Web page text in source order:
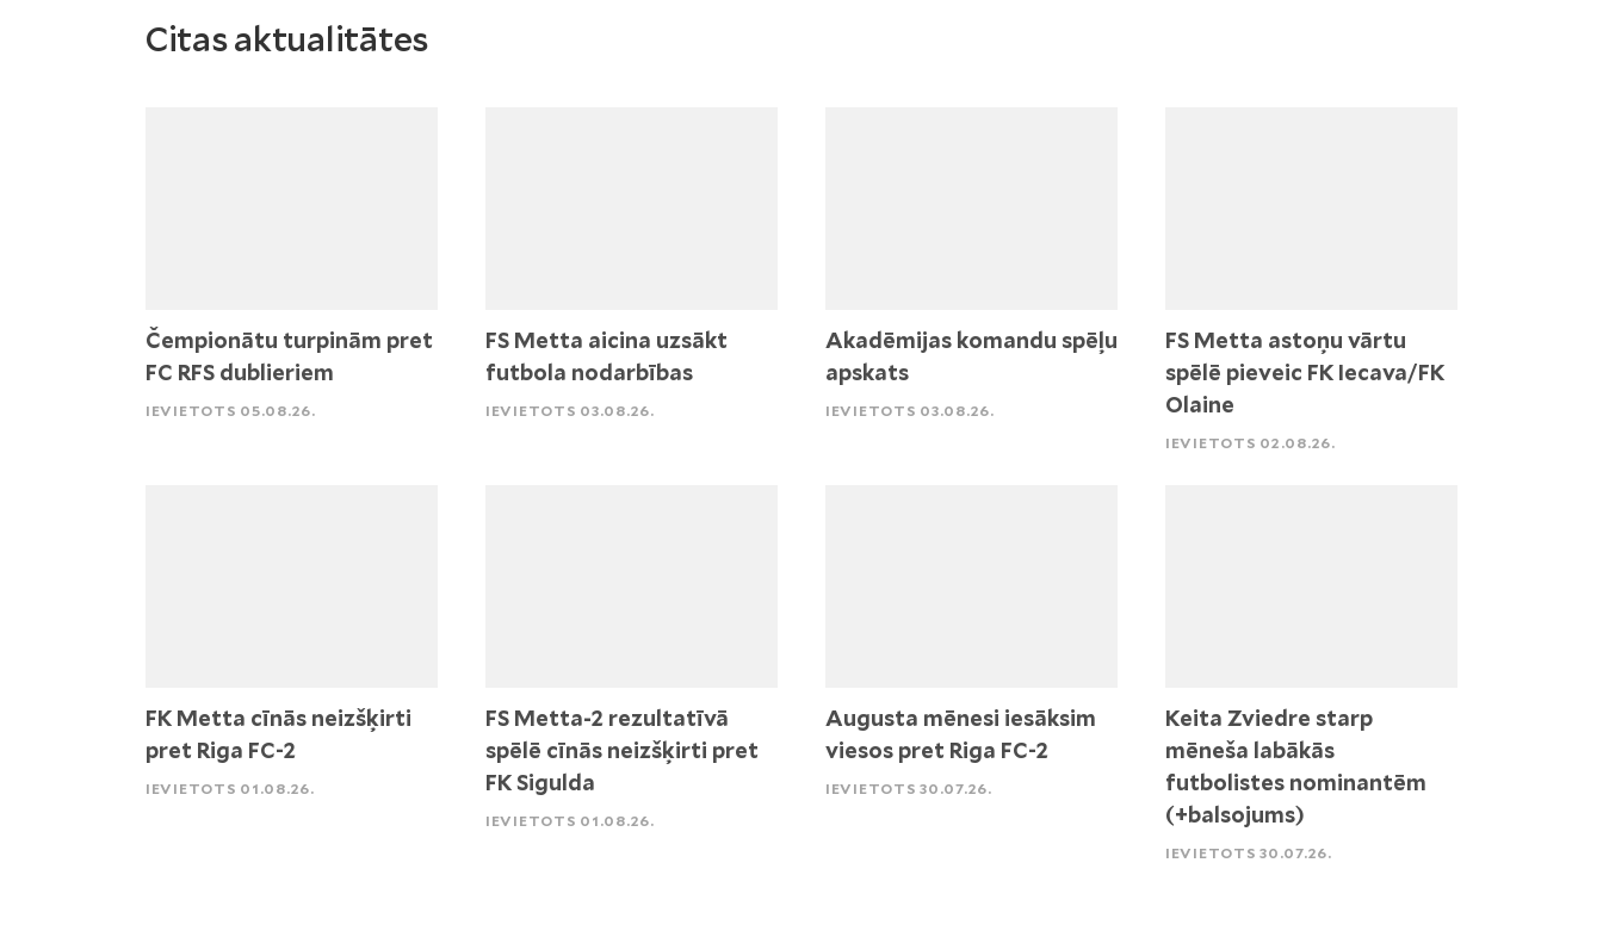
Citas aktualitātes
Čempionātu turpinām pret
FC RFS dublieriem
IEVIETOTS 05.08.26.
FS Metta aicina uzsākt
futbola nodarbības
IEVIETOTS 03.08.26.
Akadēmijas komandu spēļu
apskats
IEVIETOTS 03.08.26.
FS Metta astoņu vārtu
spēlē pieveic FK Iecava/FK
Olaine
IEVIETOTS 02.08.26.
FK Metta cīnās neizšķirti
pret Riga FC-2
IEVIETOTS 01.08.26.
FS Metta-2 rezultatīvā
spēlē cīnās neizšķirti pret
FK Sigulda
IEVIETOTS 01.08.26.
Augusta mēnesi iesāksim
viesos pret Riga FC-2
IEVIETOTS 30.07.26.
Keita Zviedre starp
mēneša labākās
futbolistes nominantēm
(+balsojums)
IEVIETOTS 30.07.26.